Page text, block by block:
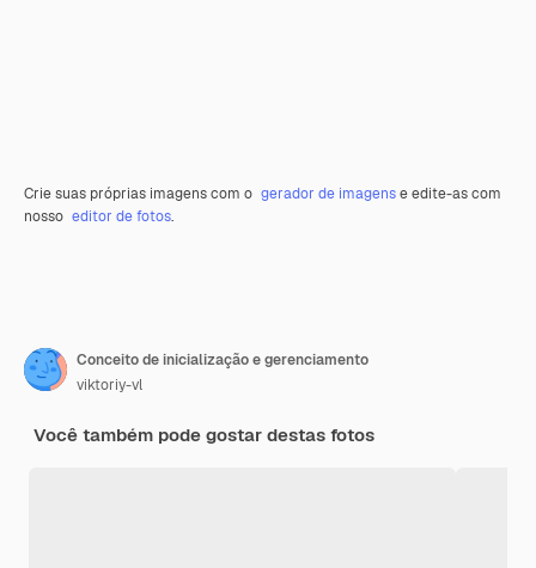
Crie suas próprias imagens com o gerador de imagense edite-as com
nosso editor de fotos.
Conceito de inicialização e gerenciamento
viktoriy-vl
Você também pode gostar destas fotos